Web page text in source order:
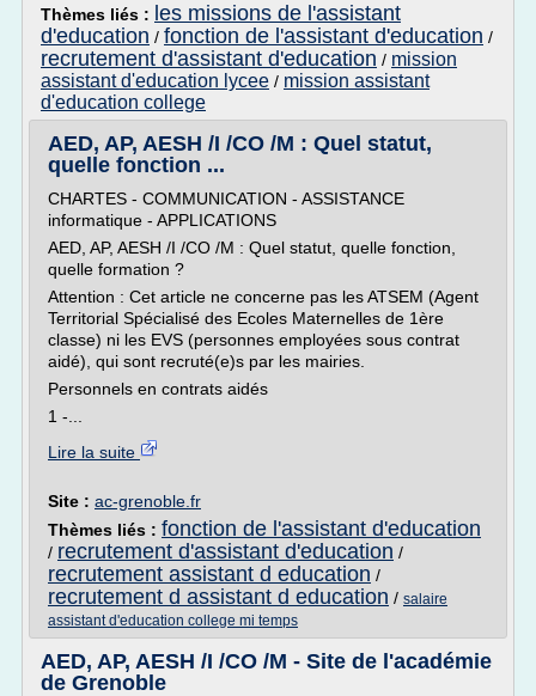
Thèmes liés : les missions de l'assistant
d'education / fonction de l'assistant d'education /
recrutement d'assistant d'education / mission
assistant d'education lycee / mission assistant
d'education college
AED, AP, AESH /I /CO /M : Quel statut,
quelle fonction ...
CHARTES - COMMUNICATION - ASSISTANCE
informatique - APPLICATIONS
AED, AP, AESH /I /CO /M : Quel statut, quelle fonction,
quelle formation ?
Attention : Cet article ne concerne pas les ATSEM (Agent
Territorial Spécialisé des Ecoles Maternelles de 1ère
classe) ni les EVS (personnes employées sous contrat
aidé), qui sont recruté(e)s par les mairies.
Personnels en contrats aidés
1 -...
Lire la suite
Site : ac-grenoble.fr
Thèmes liés : fonction de l'assistant d'education
/ recrutement d'assistant d'education /
recrutement assistant d education /
recrutement d assistant d education / salaire
assistant d'education college mi temps
AED, AP, AESH /I /CO /M - Site de l'académie
de Grenoble